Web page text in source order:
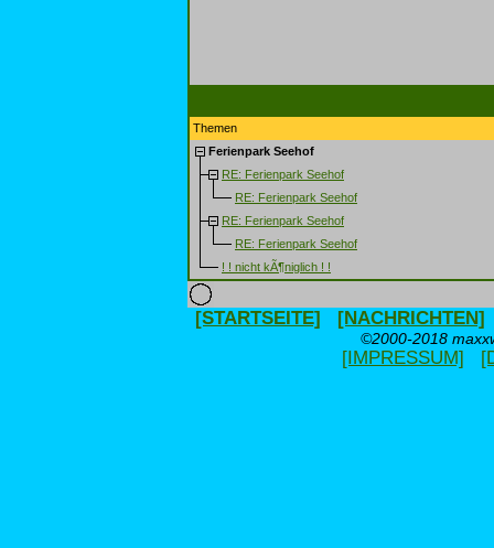
Themen
Ferienpark Seehof
RE: Ferienpark Seehof
RE: Ferienpark Seehof
RE: Ferienpark Seehof
RE: Ferienpark Seehof
! ! nicht kÃ¶niglich ! !
[STARTSEITE] [NACHRICHTEN]
©2000-2018
[IMPRESSUM]